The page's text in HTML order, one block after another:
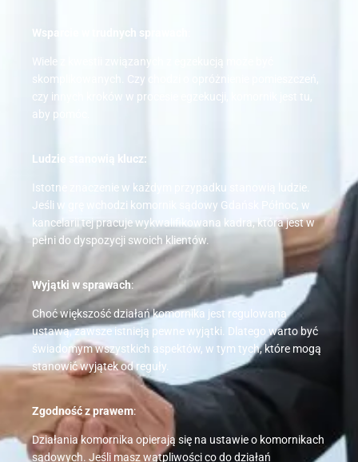
Wsparcie w trudnych sprawach
Wiele z kwestii związanych z egzekucją może być
skomplikowanych. Czy chodzi o opróżnienie pomieszczeń,
czy innych kroków w procesie egzekucji, komornik jest tu,
aby pomóc.
Ludzie stanowią klucz:
Istotne znaczenie w każdym przypadku stanowią ludzie.
Jeśli w grę wchodzi komornik sądowy Gdańsk Północ, w
kancelarii tej pracuje wykwalifikowana kadra, która jest w
pełni do dyspozycji swoich klientów.
Wyjątki w sprawach:
Choć większość działań komornika jest regulowana
ustawą, zawsze istnieją pewne wyjątki. Dlatego warto być
świadomym wszystkich aspektów, w tym tych, które mogą
stanowić wyjątek od reguły.
Zgodność z prawem:
Działania komornika opierają się na ustawie o komornikach
sądowych. Jeśli masz wątpliwości co do działań